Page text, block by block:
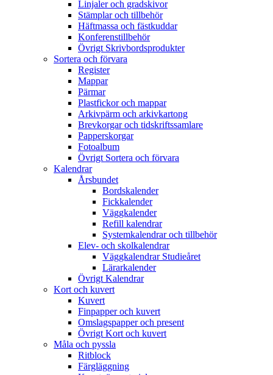
Linjaler och gradskivor
Stämplar och tillbehör
Häftmassa och fästkuddar
Konferenstillbehör
Övrigt Skrivbordsprodukter
Sortera och förvara
Register
Mappar
Pärmar
Plastfickor och mappar
Arkivpärm och arkivkartong
Brevkorgar och tidskriftssamlare
Papperskorgar
Fotoalbum
Övrigt Sortera och förvara
Kalendrar
Årsbundet
Bordskalender
Fickkalender
Väggkalender
Refill kalendrar
Systemkalendrar och tillbehör
Elev- och skolkalendrar
Väggkalendrar Studieåret
Lärarkalender
Övrigt Kalendrar
Kort och kuvert
Kuvert
Finpapper och kuvert
Omslagspapper och present
Övrigt Kort och kuvert
Måla och pyssla
Ritblock
Färgläggning